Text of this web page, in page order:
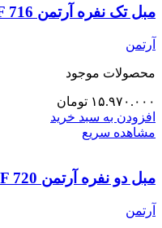
مبل تک نفره آرتمن Artman MCF 716
آرتمن
محصولات موجود
۱۵.۹۷۰.۰۰۰ تومان
افزودن به سبد خرید
مشاهده سریع
مبل دو نفره آرتمن Artman KEF 720
آرتمن